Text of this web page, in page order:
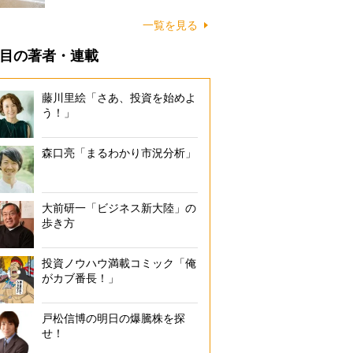
一覧を見る
の著者・連載
藤川里絵「さあ、投資を始めよ
う！」
森口亮「まるわかり市況分析」
大前研一「ビジネス新大陸」の
歩き方
投資ノウハウ満載コミック「俺
がカブ番長！」
戸松信博の明日の爆騰株を探
せ！